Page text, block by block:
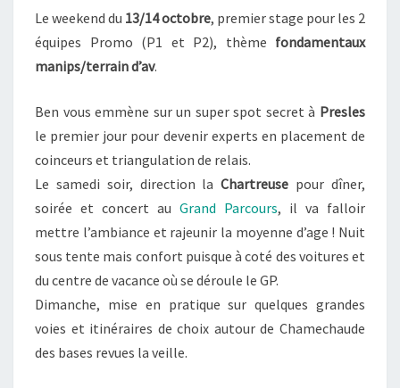
Le weekend du 13/14 octobre, premier stage pour les 2
équipes Promo (P1 et P2), thème fondamentaux
manips/terrain d’av.
Ben vous emmène sur un super spot secret à Presles
le premier jour pour devenir experts en placement de
coinceurs et triangulation de relais.
Le samedi soir, direction laChartreuse pour dîner,
soirée et concert au Grand Parcours, il va falloir
mettre l’ambiance et rajeunir la moyenne d’age ! Nuit
sous tente mais confort puisque à coté des voitures et
du centre de vacance où se déroule le GP.
Dimanche, mise en pratique sur quelques grandes
voies et itinéraires de choix autour de Chamechaude
des bases revues la veille.